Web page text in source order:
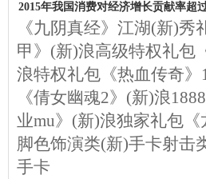
2015年我国消费对经济增长贡献率超
《九阴真经》江湖(新)
甲》(新)浪高级特权礼包
浪特权礼包《热血传奇
《倩女幽魂2》(新)浪
业mu》(新)浪独家礼包
脚色饰演类(新)手卡射击
手卡